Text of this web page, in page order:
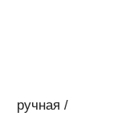
ручная /